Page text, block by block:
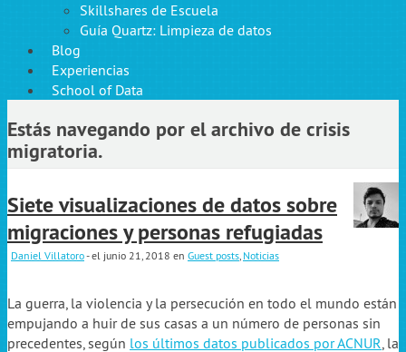
Skillshares de Escuela
Guía Quartz: Limpieza de datos
Blog
Experiencias
School of Data
Estás navegando por el archivo de crisis
migratoria.
Siete visualizaciones de datos sobre
migraciones y personas refugiadas
Daniel Villatoro- el junio 21, 2018 en Guest posts, Noticias
La guerra, la violencia y la persecución en todo el mundo están
empujando a huir de sus casas a un número de personas sin
precedentes, según los últimos datos publicados por ACNUR, la